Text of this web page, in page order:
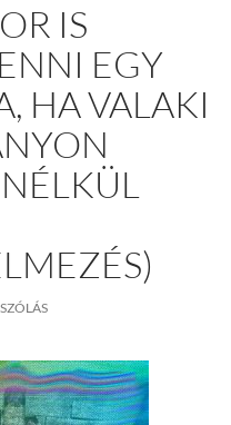
IS
EGY
HA VALAKI